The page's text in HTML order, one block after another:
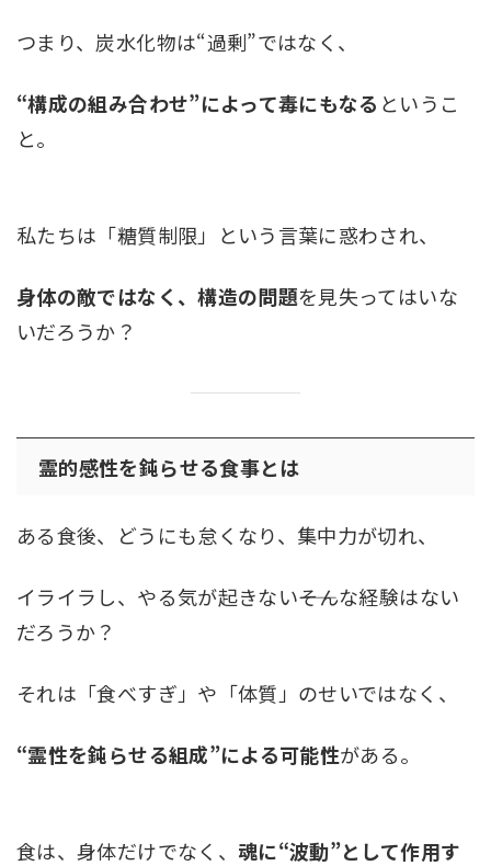
つまり、炭水化物は“過剰”ではなく、
“構成の組み合わせ”によって毒にもなる というこ
と。
私たちは「糖質制限」という言葉に惑わされ、
身体の敵ではなく、構造の問題を見失ってはいな
いだろうか？
霊的感性を鈍らせる食事とは
ある食後、どうにも怠くなり、集中力が切れ、
イライラし、やる気が起きない――そんな経験はない
だろうか？
それは「食べすぎ」や「体質」のせいではなく、
“霊性を鈍らせる組成”による可能性がある。
食は、身体だけでなく、 魂に“波動”として作用す